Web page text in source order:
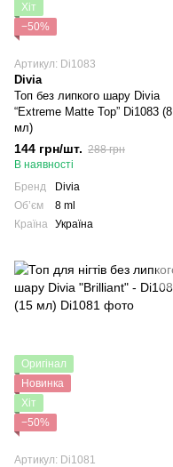
Хіт
−50%
Артикул: Di1083
Divia
Топ без липкого шару Divia
“Extreme Matte Top” Di1083 (8
мл)
144 грн/шт. 288 грн
В наявності
Бренд
Divia
Обʼєм
8 ml
Країна Україна
Оригінал
Новинка
Хіт
−50%
Артикул: Di1081